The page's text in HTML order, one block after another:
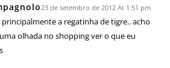
23 de setembro de 2012 At 1:51 pm
principalmente a regatinha de tigre.. acho
olhada no shopping ver o que eu